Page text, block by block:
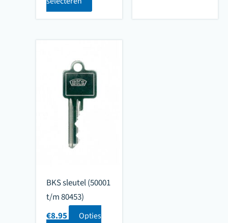
BKS sleutel (50001
t/m 80453)
€8.95
Opties